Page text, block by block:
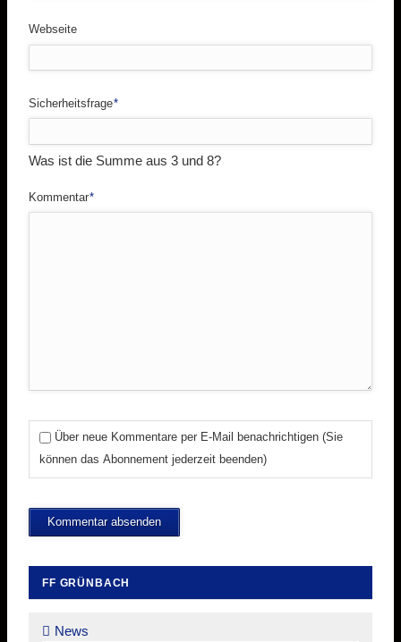
Webseite
Pflichtfeld
Sicherheitsfrage*
Was ist die Summe aus 3 und 8?
Pflichtfeld
Kommentar*
Über neue Kommentare per E-Mail benachrichtigen (Sie
können das Abonnement jederzeit beenden)
Kommentar absenden
FF GRÜNBACH
überspringen
News